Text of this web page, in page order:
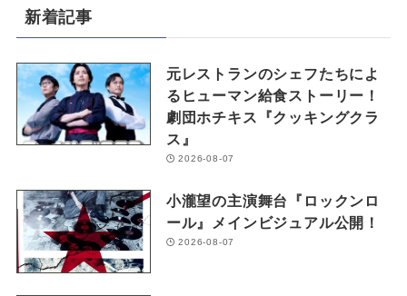
新着記事
元レストランのシェフたちによ
るヒューマン給食ストーリー！
劇団ホチキス『クッキングクラ
ス』
2026-08-07
小瀧望の主演舞台『ロックンロ
ール』メインビジュアル公開！
2026-08-07